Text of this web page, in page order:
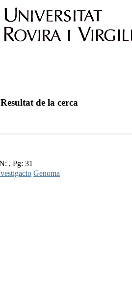
Resultat de la cerca
, Pg: 31
Genoma